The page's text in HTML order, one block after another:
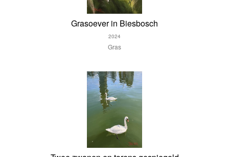
Grasoever in Biesbosch
2024
Gras